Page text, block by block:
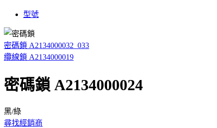
型號
密碼鎖 A2134000032_033
纜線鎖 A2134000019
密碼鎖 A2134000024
黑/綠
尋找經銷商